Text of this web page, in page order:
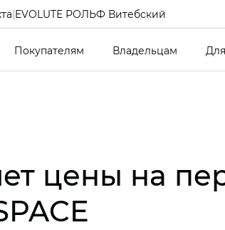
|EVOLUTE РОЛЬФ Витебский
Покупателям Владельцам
цены на